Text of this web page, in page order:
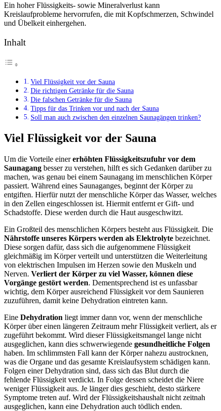
Ein hoher Flüssigkeits- sowie Mineralverlust kann
Kreislaufprobleme hervorrufen, die mit Kopfschmerzen, Schwindel
und Übelkeit einhergehen.
Inhalt
Viel Flüssigkeit vor der Sauna
Die richtigen Getränke für die Sauna
Die falschen Getränke für die Sauna
Tipps für das Trinken vor und nach der Sauna
Soll man auch zwischen den einzelnen Saunagängen trinken?
Viel Flüssigkeit vor der Sauna
Um die Vorteile einererhöhten Flüssigkeitszufuhr vor dem
Saunagang besser zu verstehen, hilft es sich Gedanken darüber zu
machen, was genau bei einem Saunagang im menschlichen Körper
passiert. Während eines Saunaganges, beginnt der Körper zu
entgiften. Hierfür nutzt der menschliche Körper das Wasser, welches
in den Zellen eingeschlossen ist. Hiermit entfernt er Gift- und
Schadstoffe. Diese werden durch die Haut ausgeschwitzt.
Ein Großteil des menschlichen Körpers besteht aus Flüssigkeit. Die
Nährstoffe unseres Körpers werden als Elektrolyte bezeichnet.
Diese sorgen dafür, dass sich die aufgenommene Flüssigkeit
gleichmäßig im Körper verteilt und unterstützen die Weiterleitung
von elektrischen Impulsen im Herzen sowie den Muskeln und
Nerven. Verliert der Körper zu viel Wasser, können diese
Vorgänge gestört werden. Dementsprechend ist es unfassbar
wichtig, dem Körper ausreichend Flüssigkeit vor dem Saunieren
zuzuführen, damit keine Dehydration eintreten kann.
Eine Dehydration liegt immer dann vor, wenn der menschliche
Körper über einen längeren Zeitraum mehr Flüssigkeit verliert, als er
zugeführt bekommt. Wird dieser Flüssigkeitsmangel lange nicht
ausgeglichen, kann dies schwerwiegende gesundheitliche Folgen
haben. Im schlimmsten Fall kann der Körper nahezu austrocknen,
was die Organe und das gesamte Kreislaufsystem schädigen kann.
Folgen einer Dehydration sind, dass sich das Blut durch die
fehlende Flüssigkeit verdickt. In Folge dessen scheidet die Niere
weniger Flüssigkeit aus. Je länger dies geschieht, desto stärkere
Symptome treten auf. Wird der Flüssigkeitshaushalt nicht zeitnah
ausgeglichen, kann eine Dehydration auch tödlich enden.